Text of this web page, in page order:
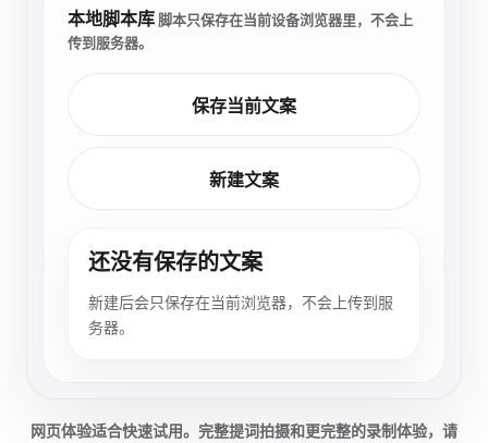
本地脚本库 脚本只保存在当前设备浏览器里，不会上
传到服务器。
保存当前文案
新建文案
还没有保存的文案
新建后会只保存在当前浏览器，不会上传到服
务器。
网页体验适合快速试用。完整提词拍摄和更完整的录制体验，请